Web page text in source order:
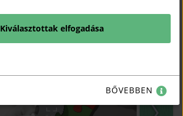
Kiválasztottak elfogadása
BŐVEBBEN